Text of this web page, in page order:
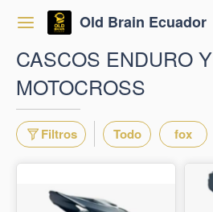
Old Brain Ecuador
CASCOS ENDURO Y
MOTOCROSS
Filtros Todo fox